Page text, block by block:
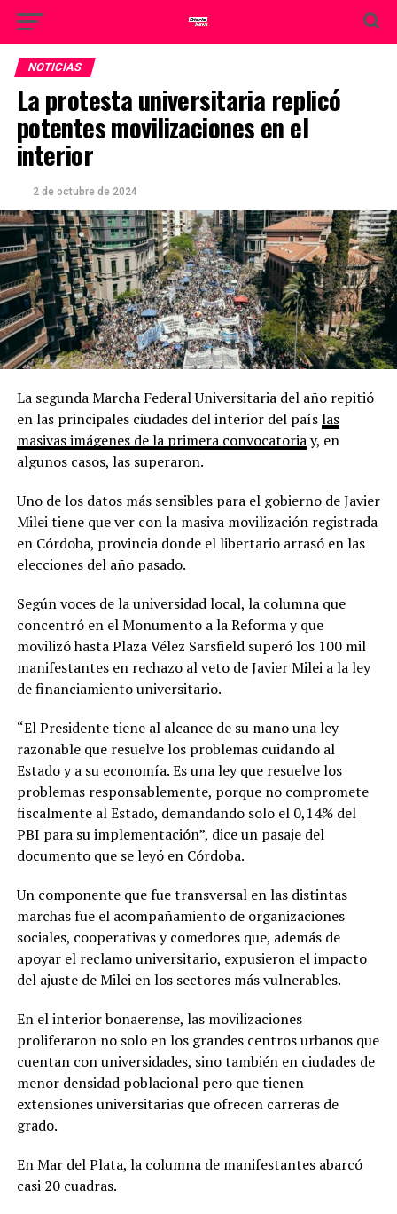
NOTICIAS
La protesta universitaria replicó
potentes movilizaciones en el
interior
2 de octubre de 2024
La segunda Marcha Federal Universitaria del año repitió
en las principales ciudades del interior del paíslas
masivas imágenes de la primera convocatoriay, en
algunos casos, las superaron.
Uno de los datos más sensibles para el gobierno de Javier
Milei tiene que ver con la masiva movilización registrada
en Córdoba, provincia donde el libertario arrasó en las
elecciones del año pasado.
Según voces de la universidad local, la columna que
concentró en el Monumento a la Reforma y que
movilizó hasta Plaza Vélez Sarsfield superó los 100 mil
manifestantes en rechazo al veto de Javier Milei a la ley
de financiamiento universitario.
“El Presidente tiene al alcance de su mano una ley
razonable que resuelve los problemas cuidando al
Estado y a su economía. Es una ley que resuelve los
problemas responsablemente, porque no compromete
fiscalmente al Estado, demandando solo el 0,14% del
PBI para su implementación”, dice un pasaje del
documento que se leyó en Córdoba.
Un componente que fue transversal en las distintas
marchas fue el acompañamiento de organizaciones
sociales, cooperativas y comedores que, además de
apoyar el reclamo universitario, expusieron el impacto
del ajuste de Milei en los sectores más vulnerables.
En el interior bonaerense, las movilizaciones
proliferaron no solo en los grandes centros urbanos que
cuentan con universidades, sino también en ciudades de
menor densidad poblacional pero que tienen
extensiones universitarias que ofrecen carreras de
grado.
En Mar del Plata, la columna de manifestantes abarcó
casi 20 cuadras.